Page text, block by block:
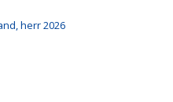
herr 2026